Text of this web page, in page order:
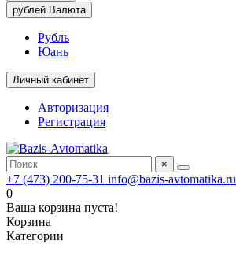
рублей Валюта
Рубль
Юань
Личный кабинет
Авторизация
Регистрация
×
+7 (473) 200-75-31 info@bazis-avtomatika.ru
0
Ваша корзина пуста!
Корзина
Категории